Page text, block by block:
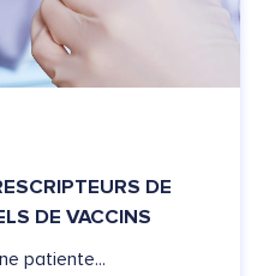
DE
DE VACCINS
patiente...